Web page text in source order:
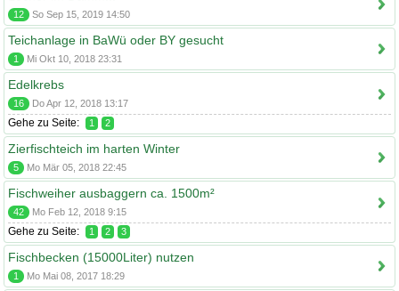
12 So Sep 15, 2019 14:50
Teichanlage in BaWü oder BY gesucht
1 Mi Okt 10, 2018 23:31
Edelkrebs
16 Do Apr 12, 2018 13:17
Gehe zu Seite: 1 2
Zierfischteich im harten Winter
5 Mo Mär 05, 2018 22:45
Fischweiher ausbaggern ca. 1500m²
42 Mo Feb 12, 2018 9:15
Gehe zu Seite: 1 2 3
Fischbecken (15000Liter) nutzen
1 Mo Mai 08, 2017 18:29